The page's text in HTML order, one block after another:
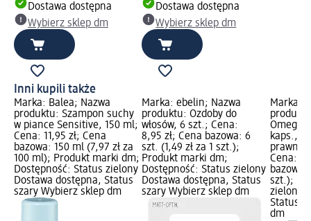
Dostawa dostępna
Wybierz sklep dm
Dostawa dostępna
Wybierz sklep dm
Inni kupili także
Marka: Balea; Nazwa
produktu: Szampon suchy
w piance Sensitive, 150 ml;
Cena: 11,95 zł; Cena
bazowa: 150 ml (7,97 zł za
100 ml); Produkt marki dm;
Dostępność: Status zielony
Dostawa dostępna, Status
szary Wybierz sklep dm
Marka: ebelin; Nazwa
produktu: Ozdoby do
włosów, 6 szt.; Cena:
8,95 zł; Cena bazowa: 6
szt. (1,49 zł za 1 szt.);
Produkt marki dm;
Dostępność: Status zielony
Dostawa dostępna, Status
szary Wybierz sklep dm
Marka:
Omega-
kaps.,
prawna:
Cena:
bazowa:
szt.);
zielony
Status
dm